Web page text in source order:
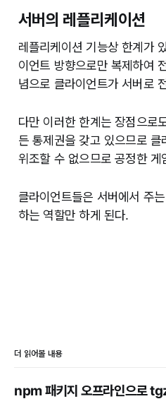
서버의 레플리케이션
레플리케이션 기능상 한계가
이언트 방향으로만 복제하여
념으로 클라이언트가 서버로
다만 이러한 한계는 장점으로
든 통제권을 갖고 있으므로
위조할 수 없으므로 공정한
클라이언트들은 서버에서 주
하는 역할만 하게 된다.
더 읽어볼 내용
npm 패키지 오프라인으로